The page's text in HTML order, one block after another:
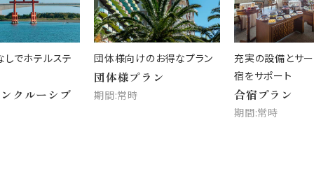
でホテルステ
クルーシブ
団体様向けのお得なプラン
団体様プラン
期間:常時
充実の設備とサ
宿をサポート
合宿プラン
期間:常時